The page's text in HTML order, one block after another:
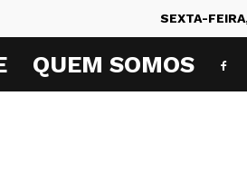
SEXTA-
QUEM SOMOS